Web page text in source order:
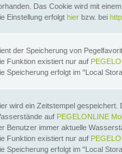
Das Cookie wird mit
Einstellung erfolgt hier bzw. bei
der Speicherung von
Funktion existiert nur auf
Speicherung erfolgt im "Local
wird ein Zeitstempel gespeichert.
auf PEGELONLINE
Benutzer immer aktuelle
Funktion existiert nur auf
Speicherung erfolgt im "Local